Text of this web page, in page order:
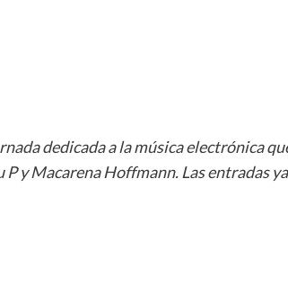
dedicada a la música electrónica
y Macarena Hoffmann. Las entradas ya